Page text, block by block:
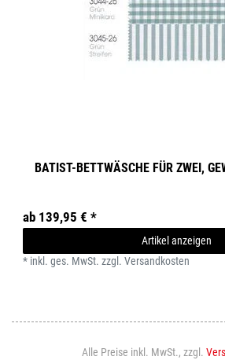
BATIST-BETTWÄSCHE FÜR ZWEI,
ab 139,95 € *
Artikel anzeigen
* inkl. ges. MwSt. zzgl. Versandkosten
Alle Preise inkl. MwSt., zzgl.